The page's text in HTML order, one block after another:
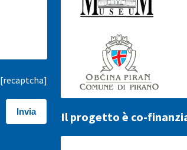
[recaptcha]
Il progetto è co-